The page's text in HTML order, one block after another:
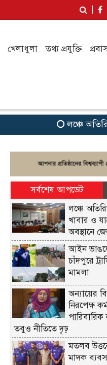
খেলাধুলা তথ্য প্রযুক্তি
লঞ্চে
সর্বশেষ আপডেট
লঞ্চে
খাবার ও
অবস্থানে
আইন
চাঁদপুরে
মামলা
অন্যায়ের
নিরপেক্ষ
তবুও নীতিতে দৃঢ়
মতলব
মাদক